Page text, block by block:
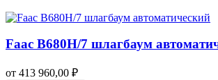
Faac B680H/7 шлагбаум
от 413 960,00 ₽